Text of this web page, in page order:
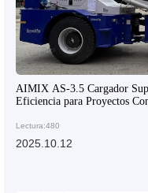
AIMIX AS-3.5 Cargador
Eficiencia para Proyectos
Lectura:480
2025.10.12